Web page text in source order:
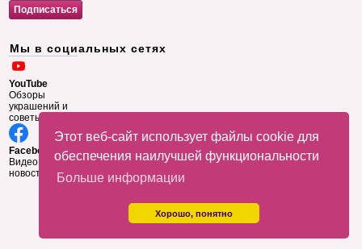
Этот веб-сайт использует файлы cookie для
обеспечения наилучшей функциональности
Больше информации
Хорошо, понятно
Мы в социальных сетях
YouTube
Обзоры
украшений и
советы
Facebook
Видео и
новости